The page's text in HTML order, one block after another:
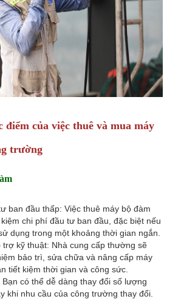
điểm của việc thuê và mua máy
trường
ban đầu thấp: Việc thuê máy bộ đàm
chi phí đầu tư ban đầu, đặc biệt nếu
dụng trong một khoảng thời gian ngắn.
trợ kỹ thuật: Nhà cung cấp thường sẽ
bảo trì, sửa chữa và nâng cấp máy
tiết kiệm thời gian và công sức.
có thể dễ dàng thay đổi số lượng
khi nhu cầu của công trường thay đổi.